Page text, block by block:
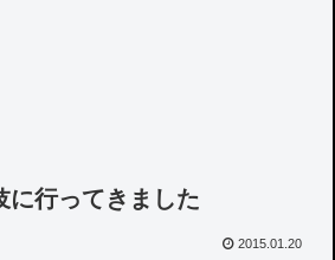
に行ってきました
2015.01.20